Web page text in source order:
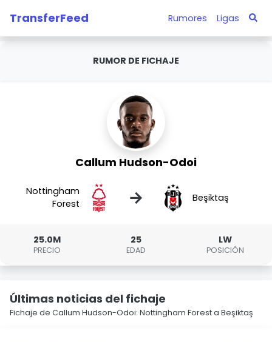
TransferFeed Rumores Ligas
RUMOR DE FICHAJE
Callum Hudson-Odoi
Nottingham
Forest
→ Beşiktaş
25.0M
PRECIO
25
EDAD
LW
POSICIÓN
Últimas noticias del fichaje
Fichaje de Callum Hudson-Odoi: Nottingham Forest a Beşiktaş